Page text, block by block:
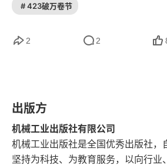
第12章 墨西哥的杰作
第二部分 人
第15章 领导艺术：少说多做
第16章 人员、工作与城市的未来
（cultural imperialism
）。未
供高级管理职位和专业职位晋升
秘工作、后勤工作、经纪公司的
建筑公司的制图工作、医院里的
给外部承包商去做。用股票市场
# 423破万卷节
2 2
出版方
机械工业出版社有限公司
机械工业出版社是全国优秀出版社，
坚持为科技、为教育服务，以向行业